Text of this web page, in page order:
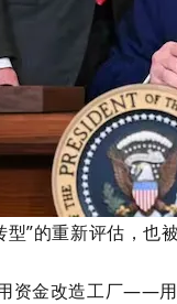
”的重新评估，也
资金改造工厂——用